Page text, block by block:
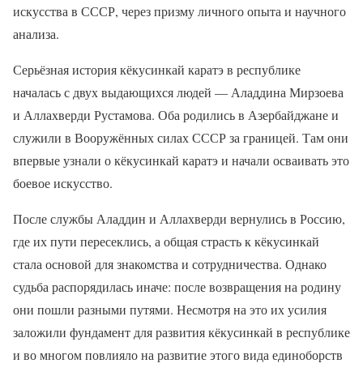
искусства в СССР, через призму личного опыта и научного
анализа.
Серьёзная история кёкусинкай каратэ в республике
началась с двух выдающихся людей — Аладдина Мирзоева
и Аллахверди Рустамова. Оба родились в Азербайджане и
служили в Вооружённых силах СССР за границей. Там они
впервые узнали о кёкусинкай каратэ и начали осваивать это
боевое искусство.
После службы Аладдин и Аллахверди вернулись в Россию,
где их пути пересеклись, а общая страсть к кёкусинкай
стала основой для знакомства и сотрудничества. Однако
судьба распорядилась иначе: после возвращения на родину
они пошли разными путями. Несмотря на это их усилия
заложили фундамент для развития кёкусинкай в республике
и во многом повлияло на развитие этого вида единоборств